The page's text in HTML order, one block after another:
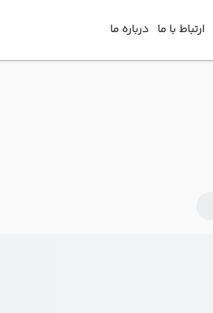
ارتباط با ما درباره ما